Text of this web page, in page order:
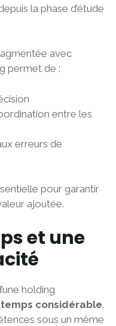
la phase d’étude
avec
permet de :
entre les
erreurs de
pour garantir
ajoutée.
et une
holding
considérable.
sous un même